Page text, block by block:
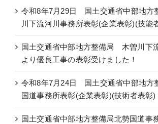
令和8年7月29日 国土交通省中部地
川下流河川事務所表彰(企業表彰)(技能
国土交通省中部地方整備局 木曽川下
より優良工事の表彰受けました！
令和8年7月24日 国土交通省中部地
国道事務所表彰(企業表彰)(技術者表彰)
国土交通省中部地方整備局北勢国道事